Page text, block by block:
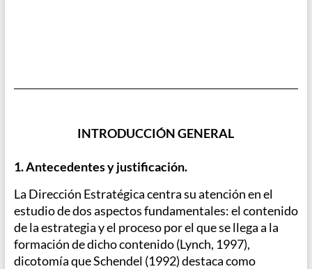
INTRODUCCIÓN GENERAL
1. Antecedentes y justificación.
La Dirección Estratégica centra su atención en el
estudio de dos aspectos fundamentales: el contenido
de la estrategia y el proceso por el que se llega a la
formación de dicho contenido (Lynch, 1997),
dicotomía que Schendel (1992) destaca como